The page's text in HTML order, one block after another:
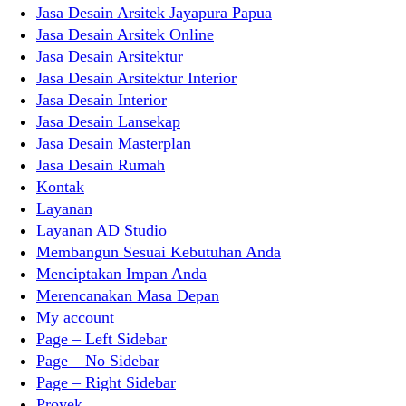
Jasa Desain Arsitek Jayapura Papua
Jasa Desain Arsitek Online
Jasa Desain Arsitektur
Jasa Desain Arsitektur Interior
Jasa Desain Interior
Jasa Desain Lansekap
Jasa Desain Masterplan
Jasa Desain Rumah
Kontak
Layanan
Layanan AD Studio
Membangun Sesuai Kebutuhan Anda
Menciptakan Impan Anda
Merencanakan Masa Depan
My account
Page – Left Sidebar
Page – No Sidebar
Page – Right Sidebar